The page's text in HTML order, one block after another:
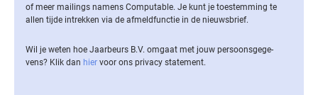
of meer mailings namens Computable. Je kunt je toestemming te
allen tijde intrekken via de af­meld­func­tie in de nieuwsbrief.
Wil je weten hoe Jaarbeurs B.V. omgaat met jouw per­soons­ge­ge­
vens? Klik dan hier voor ons privacy statement.